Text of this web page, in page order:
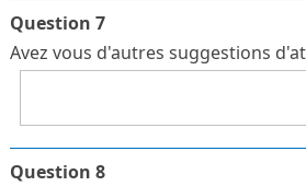
Question 7
Avez vous d'autres suggestions
Question 8